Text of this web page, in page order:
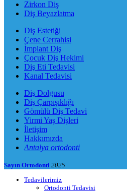
Zirkon Diş
Diş Beyazlatma
Diş Estetiği
Çene Cerrahisi
İmplant Diş
Çocuk Diş Hekimi
Diş Eti Tedavisi
Kanal Tedavisi
Diş Dolgusu
Diş Çarpışıklığı
Gömülü Diş Tedavi
Yirmi Yaş Dişleri
İletişim
Hakkımızda
Antalya ortodonti
Sayın Ortodonti 2025
Tedavilerimiz
Ortodonti Tedavisi